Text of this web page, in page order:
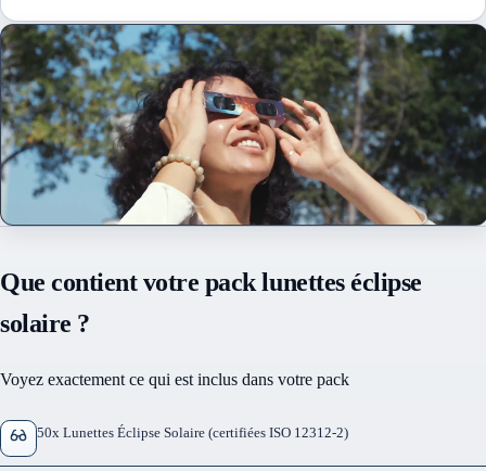
Que contient votre pack lunettes éclipse
solaire ?
Voyez exactement ce qui est inclus dans votre pack
50x Lunettes Éclipse Solaire (certifiées ISO 12312-2)